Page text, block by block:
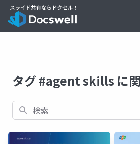
タグ #agent skills に
検索